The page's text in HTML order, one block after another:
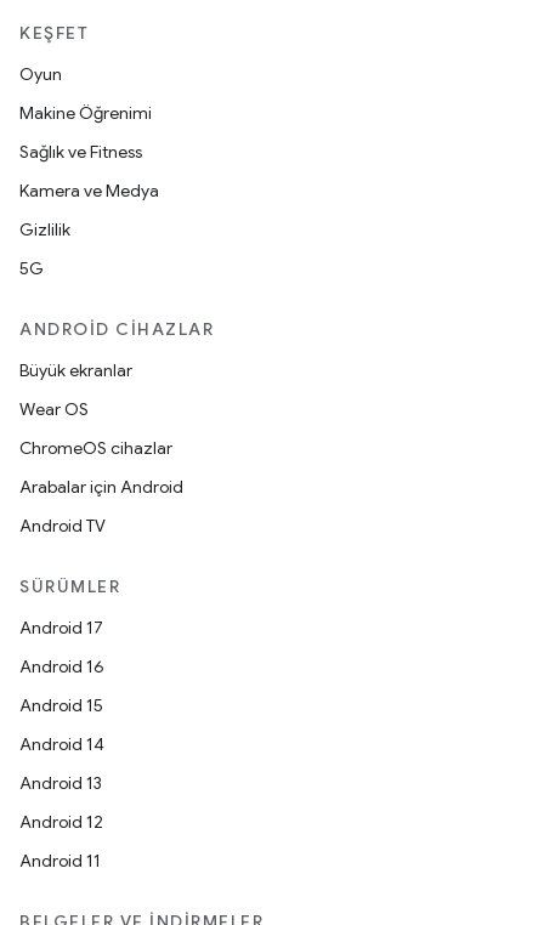
KEŞFET
Oyun
Makine Öğrenimi
Sağlık ve Fitness
Kamera ve Medya
Gizlilik
5G
ANDROID CIHAZLAR
Büyük ekranlar
Wear OS
ChromeOS cihazlar
Arabalar için Android
Android TV
SÜRÜMLER
Android 17
Android 16
Android 15
Android 14
Android 13
Android 12
Android 11